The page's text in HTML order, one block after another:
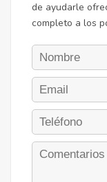
de ayudarle
completo a los